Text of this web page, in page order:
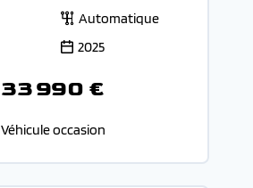
Automatique
2025
33 990 €
Véhicule occasion